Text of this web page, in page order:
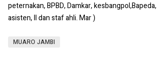
peternakan, BPBD, Damkar, kesbangpol,Bapeda,
asisten, II dan staf ahli. Mar )
MUARO JAMBI